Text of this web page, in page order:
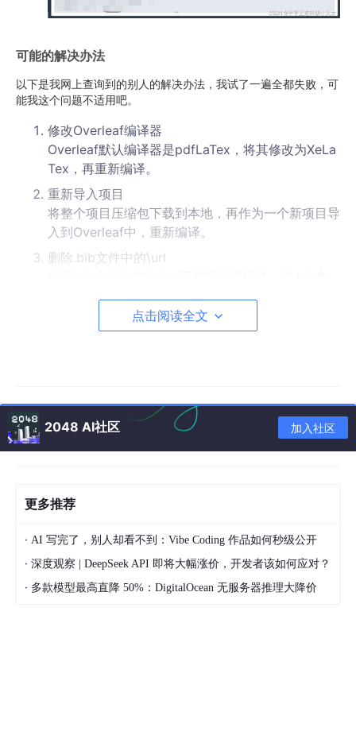
可能的解决办法
以下是我网上查询到的别人的解决办法，我试了一遍全都失败，可
能我这个问题不适用吧。
修改Overleaf编译器
Overleaf默认编译器是pdfLaTex，将其修改为XeLa
Tex，再重新编译。
重新导入项目
将整个项目压缩包下载到本地，再作为一个新项目导
入到Overleaf中，重新编译。
删除.bib文件中的\url
修改正确的模板引入格式
我的解决方法
我尝试了N久后发现问题出现在hyperref包引入格式错误，我的引
入格式为
\RequirePackage
将其修改为正确的引入格式，并将其作为最后一个引入包
点击阅读全文
2048 AI社区 加入社区
更多推荐
· AI 写完了，别人却看不到：Vibe Coding 作品如何秒级公开
· 深度观察 | DeepSeek API 即将大幅涨价，开发者该如何应对？
· 多款模型最高直降 50%：DigitalOcean 无服务器推理大降价